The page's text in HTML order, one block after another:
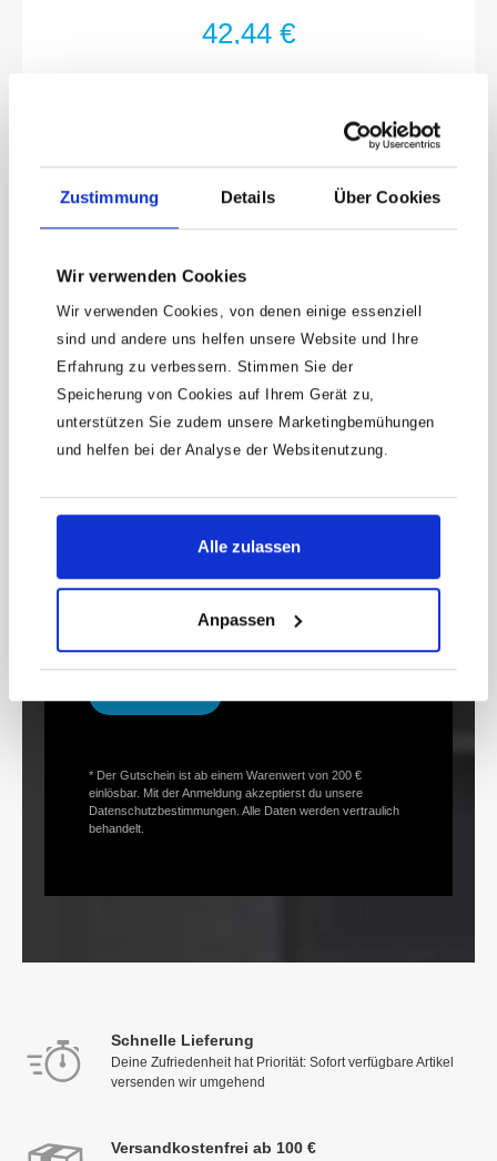
Zustimmung Details Über Cookies
Wir verwenden Cookies
Wir verwenden Cookies, von denen einige essenziell
sind und andere uns helfen unsere Website und Ihre
Erfahrung zu verbessern. Stimmen Sie der
Speicherung von Cookies auf Ihrem Gerät zu,
unterstützen Sie zudem unsere Marketingbemühungen
und helfen bei der Analyse der Websitenutzung.
Alle zulassen
Anpassen
für Sicherungsstift oder Sicherungsfeder und
Rille für O-RingOberfläche: phosphatiert,
21Abmessungen / Länge: 29 mmFür
42,44 €
Keine Angebote
mehr verpassen!
15 € Gutschein* sichern!
Newsletter und erhalte Informationen zu
zusätzlich einen 15€ Gutschein* für deinen
Adresse*
* Der Gutschein ist ab einem Warenwert von 200 €
einlösbar. Mit der Anmeldung akzeptierst du unsere
Datenschutzbestimmungen. Alle Daten werden vertraulich
behandelt.
Schnelle Lieferung
Deine Zufriedenheit hat Priorität: Sofort verfügbare Artikel
versenden wir umgehend
Versandkostenfrei ab 100 €